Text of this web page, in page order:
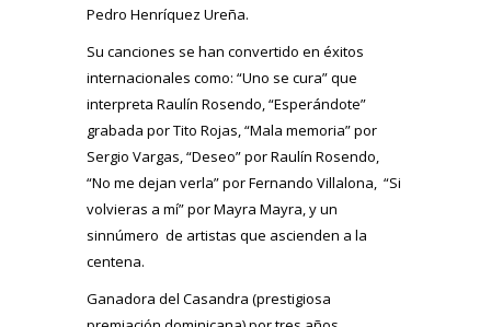
Pedro Henríquez Ureña.
Su canciones se han convertido en éxitos
internacionales como: “Uno se cura” que
interpreta Raulín Rosendo, “Esperándote”
grabada por Tito Rojas, “Mala memoria” por
Sergio Vargas, “Deseo” por Raulín Rosendo,
“No me dejan verla” por Fernando Villalona, “Si
volvieras a mí” por Mayra Mayra, y un
sinnúmero de artistas que ascienden a la
centena.
Ganadora del Casandra (prestigiosa